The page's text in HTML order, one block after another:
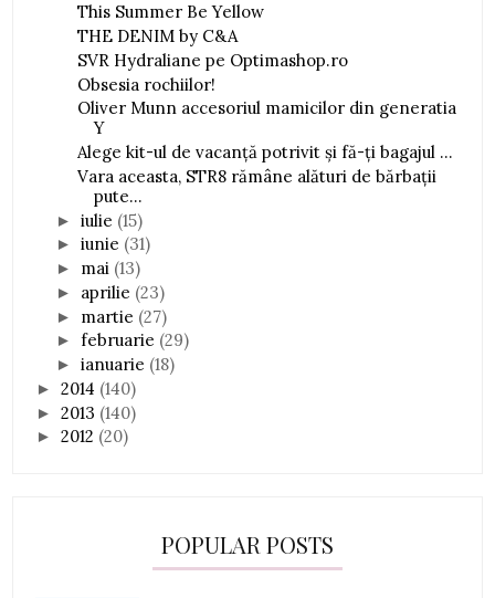
This Summer Be Yellow
THE DENIM by C&A
SVR Hydraliane pe Optimashop.ro
Obsesia rochiilor!
Oliver Munn accesoriul mamicilor din generatia
Y
Alege kit-ul de vacanţă potrivit şi fă-ţi bagajul ...
Vara aceasta, STR8 rămâne alături de bărbaţii
pute...
►iulie (15)
►iunie (31)
► mai (13)
► aprilie (23)
► martie (27)
►februarie (29)
►ianuarie (18)
►2014 (140)
►2013 (140)
►2012 (20)
POPULAR POSTS